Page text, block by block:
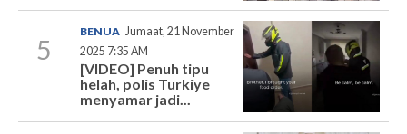
5
BENUA Jumaat, 21 November
2025 7:35 AM
[VIDEO] Penuh tipu
helah, polis Turkiye
menyamar jadi...